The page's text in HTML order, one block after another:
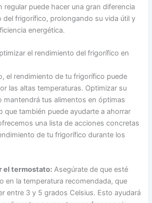
regular puede hacer una gran diferencia
del frigorífico, prolongando su vida útil y
energética.
el rendimiento del frigorífico en
el rendimiento de tu frigorífico puede
las altas temperaturas. Optimizar su
mantendrá tus alimentos en óptimas
que también puede ayudarte a ahorrar
una lista de acciones concretas
de tu frigorífico durante los
el termostato: Asegúrate de que esté
en la temperatura recomendada, que
entre 3 y 5 grados Celsius. Esto ayudará